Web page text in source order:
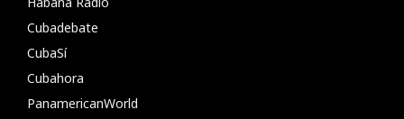
Cubadebate
CubaSí
Cubahora
PanamericanWorld